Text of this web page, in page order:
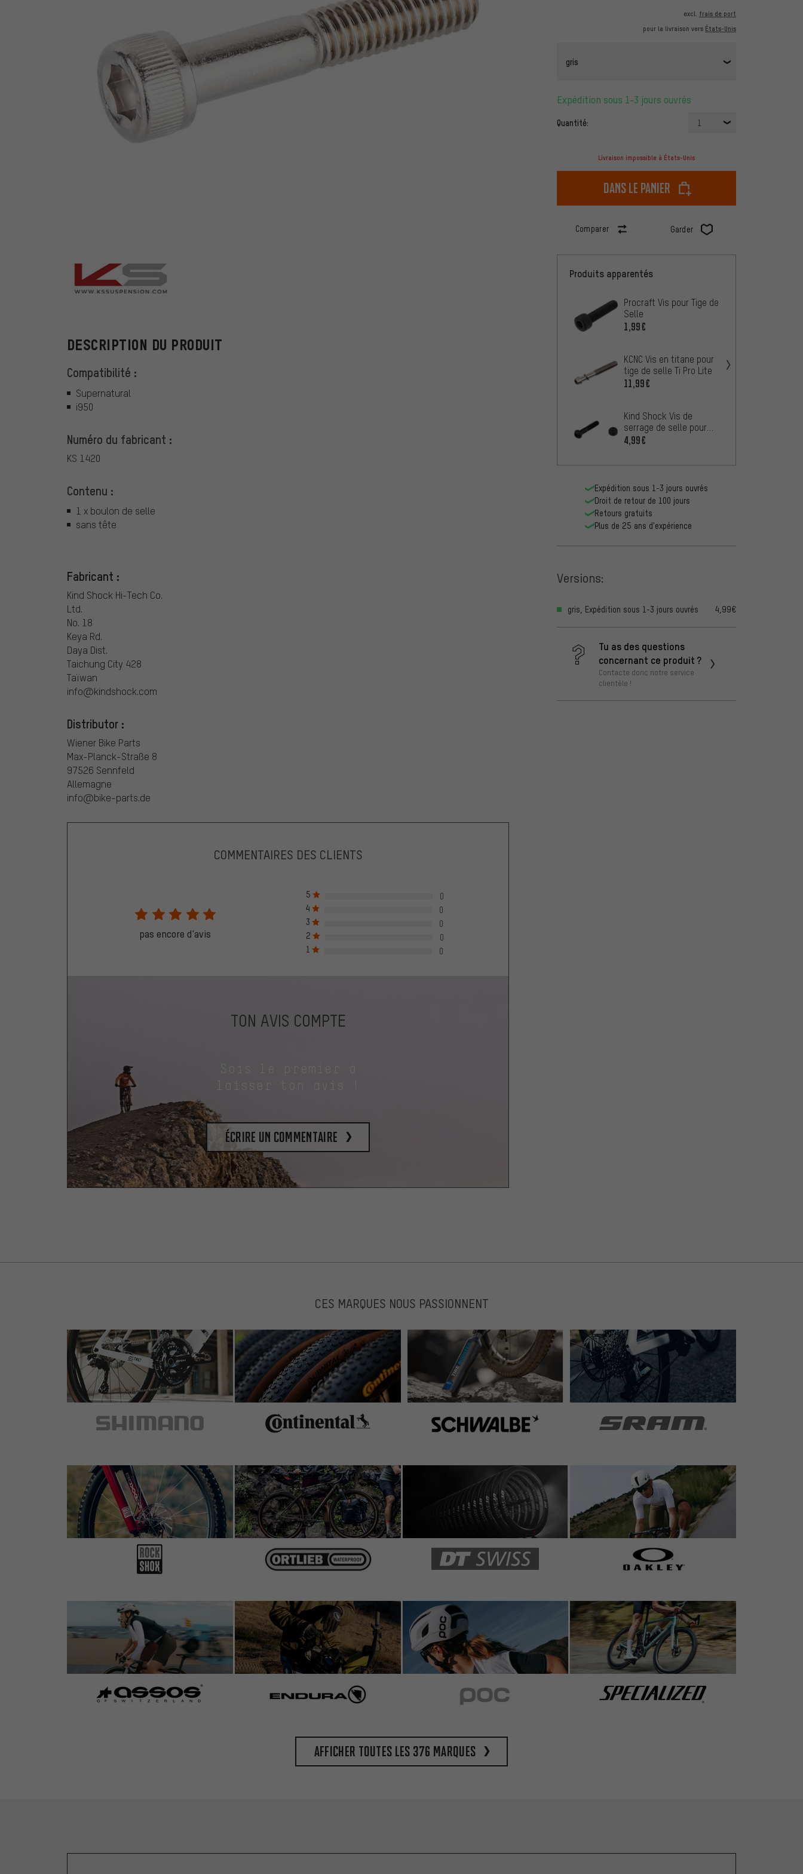
excl. frais de port
pour la livraison vers États-Unis
gris
Expédition sous 1-3 jours ouvrés
Quantité: 1
Livraison impossible à États-Unis
dans le panier
Comparer Garder
DESCRIPTION DU PRODUIT
Compatibilité :
Supernatural
i950
Numéro du fabricant :
KS 1420
Contenu :
1 x boulon de selle
sans tête
Fabricant :
Kind Shock Hi-Tech Co.
Ltd.
No. 18
Keya Rd.
Daya Dist.
Taichung City 428
Taïwan
info@kindshock.com
Distributor :
Wiener Bike Parts
Max-Planck-Straße 8
97526 Sennfeld
Allemagne
info@bike-parts.de
Produits apparentés
Procraft Vis pour Tige de
Selle
1,99€
KCNC Vis en titane pour
tige de selle Ti Pro Lite
11,99€
Kind Shock Vis de
serrage de selle pour
LEV
4,99€
Expédition sous 1-3 jours ouvrés
Droit de retour de 100 jours
Retours gratuits
Plus de 25 ans d'expérience
Versions:
gris, Expédition sous 1-3 jours ouvrés 4,99€
Tu as des questions
concernant ce produit ?
Contacte donc notre service
clientèle !
COMMENTAIRES DES CLIENTS
pas encore d'avis
5
0
4
0
3
0
2
0
1
0
TON AVIS COMPTE
laisser ton avis !
Écrire un commentaire
CES MARQUES NOUS PASSIONNENT
Afficher toutes les 376 marques